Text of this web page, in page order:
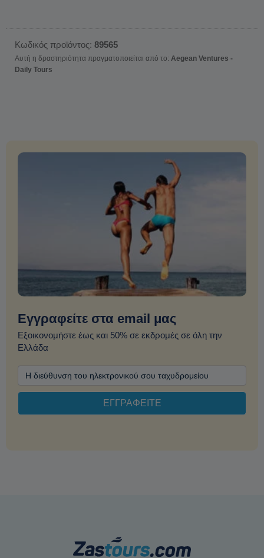
Κωδικός προϊόντος: 89565
Αυτή η δραστηριότητα πραγματοποιείται από το: Aegean Ventures -
Daily Tours
Εγγραφείτε στα email μας
Εξοικονομήστε έως και 50% σε εκδρομές σε όλη την
Ελλάδα